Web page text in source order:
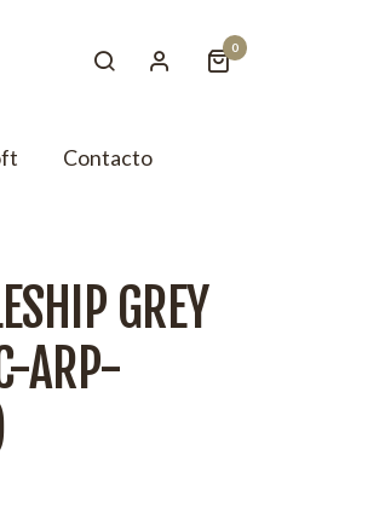
0
Contacto
GREY
ARP-